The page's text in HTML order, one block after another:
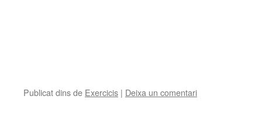
Publicat dins de Exercicis | Deixa un comentari